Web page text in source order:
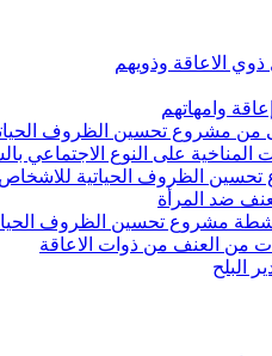
ذوي الاعاقة وذويهم
وامهاتهم
من مشروع تحسين الظروف
على النوع الاجتماعي
الظروف الحياتية للاشخاص
مشروع تحسين الظروف
من العنف من ذوات الاعاقة
البلح